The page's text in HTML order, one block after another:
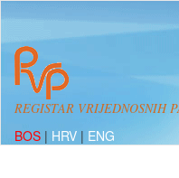
REGISTAR VRIJEDNOSNIH
BOS | HRV | ENG